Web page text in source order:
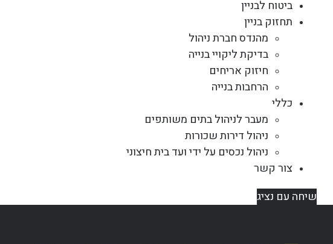
ביטוח לבניין
תחזוק בניין
מהנדס חברת ניהול
בדיקת ליקויי בנייה
חיזוק אריחים
הרחבות בנייה
כללי
מעבר לניהול בתים משותפים
ניהול דירות שכורות
ניהול נכסים על ידי ועד בית חיצוני
צור קשר
שיחה עם נציג